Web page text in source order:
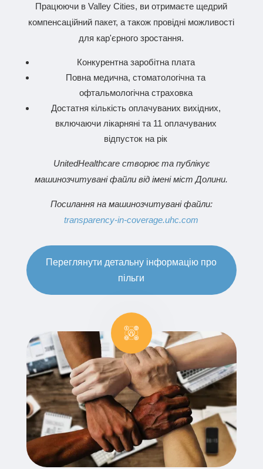
Працюючи в Valley Cities, ви отримаєте щедрий
компенсаційний пакет, а також провідні можливості
для кар'єрного зростання.
Конкурентна заробітна плата
Повна медична, стоматологічна та
офтальмологічна страховка
Достатня кількість оплачуваних вихідних,
включаючи лікарняні та 11 оплачуваних
відпусток на рік
UnitedHealthcare створює та публікує
машинозчитувані файли від імені міст Долини.
Посилання на машинозчитувані файли:
transparency-in-coverage.uhc.com
Переглянути детальну інформацію про
пільги